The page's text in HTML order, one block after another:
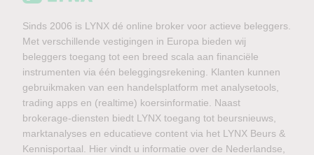
Sinds 2006 is LYNX dé online broker voor actieve beleggers.
Met verschillende vestigingen in Europa bieden wij
beleggers toegang tot een breed scala aan financiële
instrumenten via één beleggingsrekening. Klanten kunnen
gebruikmaken van een handelsplatform met analysetools,
trading apps en (realtime) koersinformatie. Naast
brokerage-diensten biedt LYNX toegang tot beursnieuws,
marktanalyses en educatieve content via het LYNX Beurs &
Kennisportaal. Hier vindt u informatie over de Nederlandse,